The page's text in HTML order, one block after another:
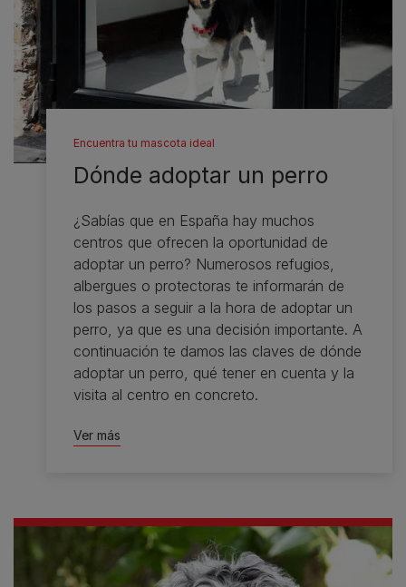
Encuentra tu mascota ideal
Dónde adoptar un perro
¿Sabías que en España hay muchos
centros que ofrecen la oportunidad de
adoptar un perro? Numerosos refugios,
albergues o protectoras te informarán de
los pasos a seguir a la hora de adoptar un
perro, ya que es una decisión importante. A
continuación te damos las claves de dónde
adoptar un perro, qué tener en cuenta y la
visita al centro en concreto.
Ver más